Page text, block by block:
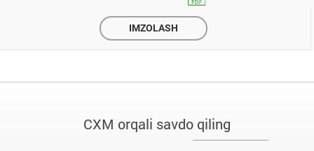
IMZOLASH
CXM orqali savdo qiling